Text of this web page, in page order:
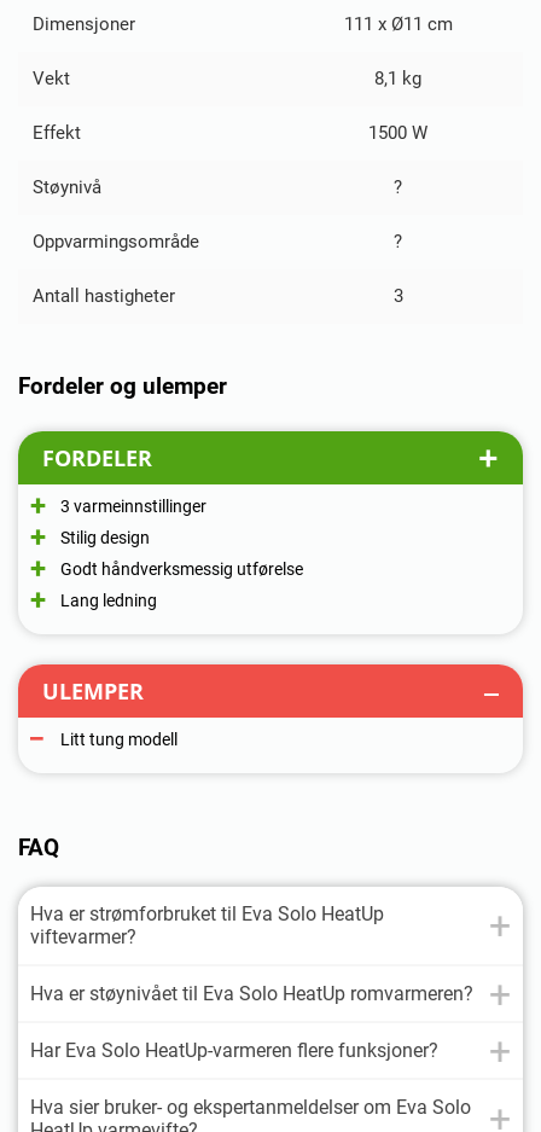
Dimensjoner 111 x Ø11 cm
Vekt 8,1 kg
Effekt 1500 W
Støynivå ?
Oppvarmingsområde ?
Antall hastigheter 3
Fordeler og ulemper
FORDELER
3 varmeinnstillinger
Stilig design
Godt håndverksmessig utførelse
Lang ledning
ULEMPER
Litt tung modell
FAQ
Hva er strømforbruket til Eva Solo HeatUp
viftevarmer?
Hva er støynivået til Eva Solo HeatUp romvarmeren?
Har Eva Solo HeatUp-varmeren flere funksjoner?
Hva sier bruker- og ekspertanmeldelser om Eva Solo